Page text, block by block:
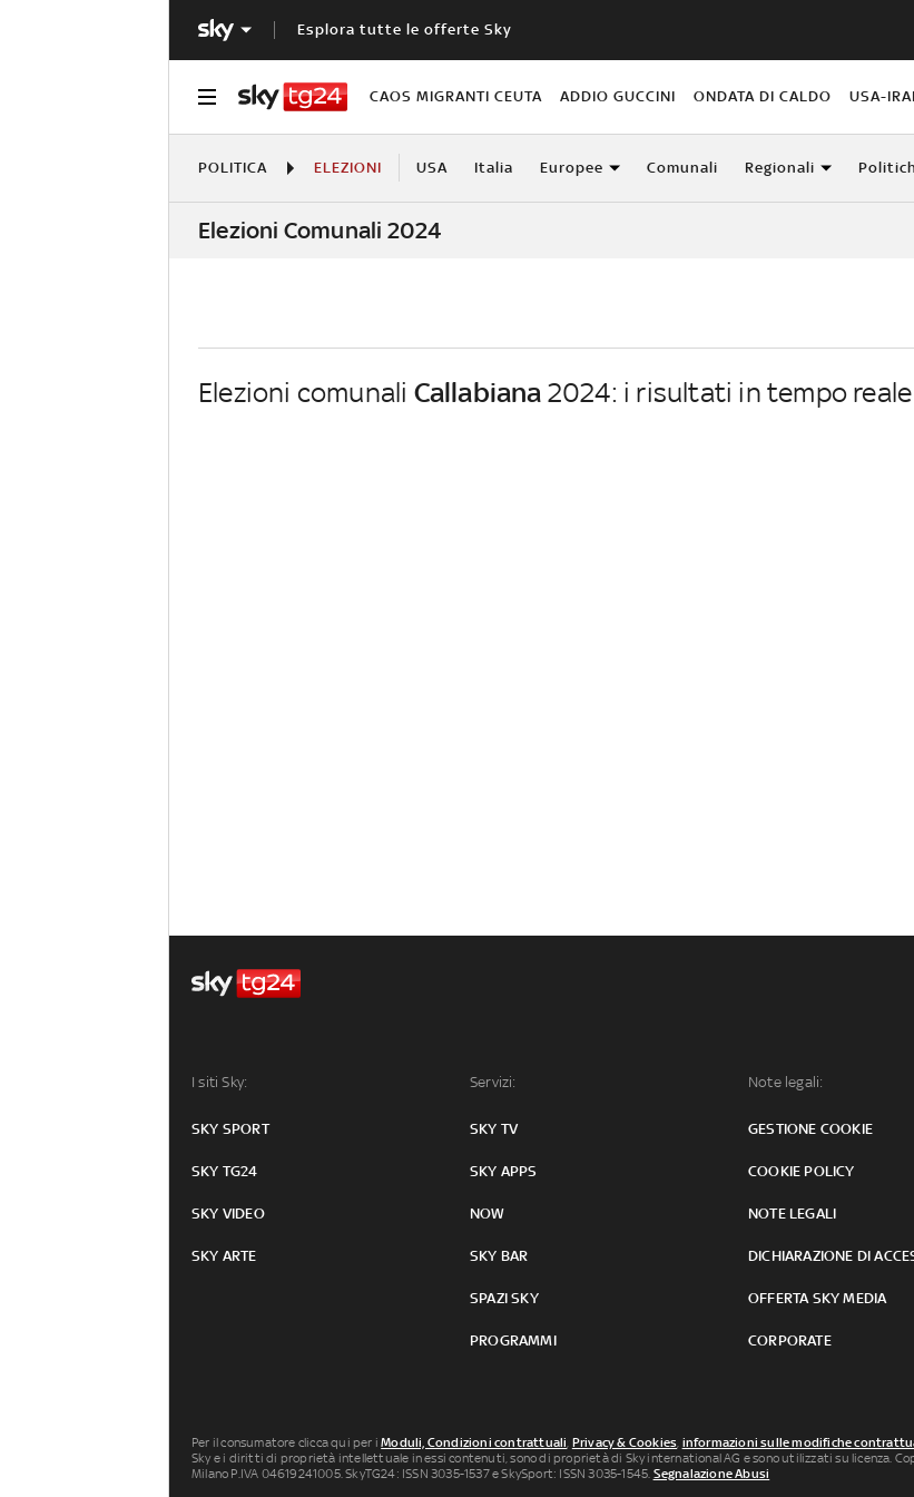
Esplora tutte le offerte Sky
CAOS MIGRANTI CEUTA ADDIO GUCCINI ONDATA DI CALDO USA-
POLITICA ELEZIONI USA Italia Europee Comunali Regionali
Elezioni Comunali 2024
Elezioni comunali Callabiana 2024: i risultati in tempo reale
I siti Sky:
SKY SPORT
SKY TG24
SKY VIDEO
SKY ARTE
Servizi:
SKY TV
SKY APPS
NOW
SKY BAR
SPAZI SKY
PROGRAMMI
Note legali:
GESTIONE COOKIE
COOKIE POLICY
NOTE LEGALI
DICHIARAZIONE DI
OFFERTA SKY MEDIA
CORPORATE
Per il consumatore clicca qui per iModuli, Condizioni contrattuali, Privacy & Cookies, informazioni sulle modifiche
Sky e i diritti di proprietà intellettuale in essi contenuti, sono di proprietà di Sky international AG e sono utilizzati su licenza.
Milano P.IVA 04619241005. SkyTG24: ISSN 3035-1537 e SkySport: ISSN 3035-1545. Segnalazione Abusi